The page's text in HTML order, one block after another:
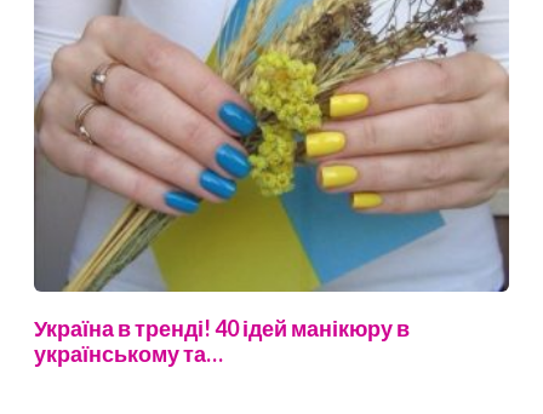
Україна в тренді! 40 ідей манікюру в
українському та…